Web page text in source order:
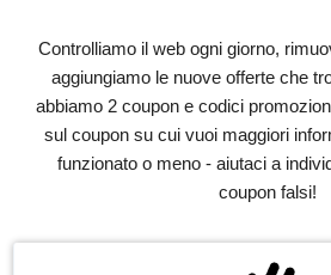
Controlliamo il web ogni giorno,
aggiungiamo le nuove offerte che
abbiamo 2 coupon e codici
sul coupon su cui vuoi maggiori
funzionato o meno - aiutaci a
coupon falsi!